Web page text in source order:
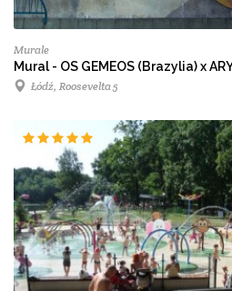
Murale
Mural - OS GEMEOS (Brazylia) x
Łódź, Roosevelta 5